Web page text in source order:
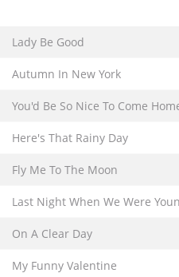
Lady Be Good
Autumn In New York
You'd Be So Nice To Come
Here's That Rainy Day
Fly Me To The Moon
Last Night When We Were
On A Clear Day
My Funny Valentine